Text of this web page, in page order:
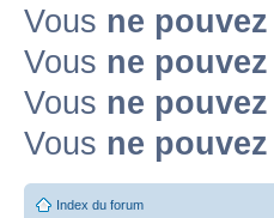
Vous ne
Vous ne
Vous ne
Vous ne
Index du forum